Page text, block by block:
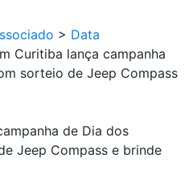
> Data
Curitiba lança campanha
sorteio de Jeep Compass
de Dia dos
Jeep Compass e brinde